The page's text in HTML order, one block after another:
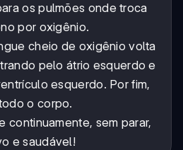
os pulmões onde troca
por oxigênio.
cheio de oxigênio volta
pelo átrio esquerdo e
esquerdo. Por fim,
o corpo.
continuamente, sem parar,
e saudável!